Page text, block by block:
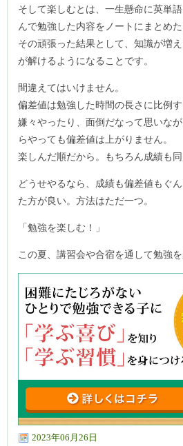
そして楽しむとは、一生懸命に英単
んで勉強した内容をノートにまとめた
その頑張った結果として、知識が増
が解けるようになることです。
間違えてはいけません。
偏差値は勉強した時間の長さに比例
嫌々やったり、面倒だなって思いな
らやっても偏差値は上がりません。
楽しんだ順だから。もちろん成績も同
どうせやるなら、成績も偏差値もぐ
た方が良い。方法はただ一つ。
「勉強を楽しむ！」
この夏、講習会や合宿を通して勉強
2023年06月26日